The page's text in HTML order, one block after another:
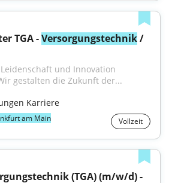
TGA - Versorgungstechnik /
und Innovation
gestalten die Zukunft der...
Karriere
am Main Vollzeit
(TGA) (m/w/d) -